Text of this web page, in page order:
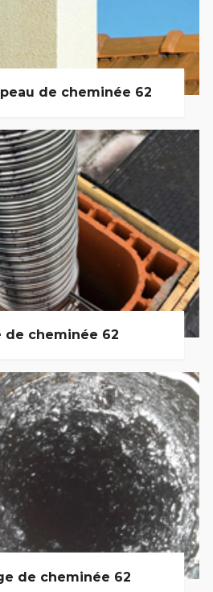
de cheminée 62
de cheminée 62
de cheminée 62